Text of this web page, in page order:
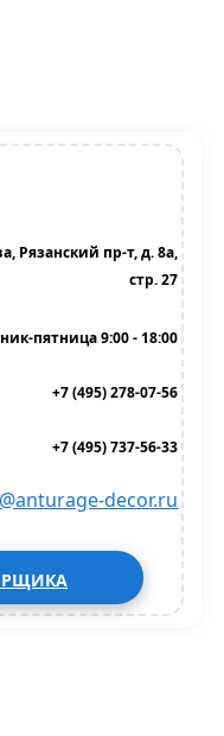
Рязанский пр-т, д. 8а,
стр. 27
пятница 9:00 - 18:00
+7 (495) 278-07-56
+7 (495) 737-56-33
decor.ru